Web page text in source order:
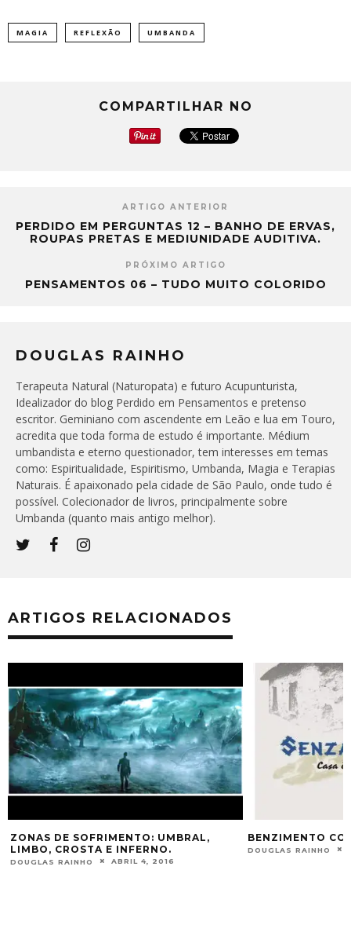
MAGIA REFLEXÃO UMBANDA
COMPARTILHAR NO
ARTIGO ANTERIOR
PERDIDO EM PERGUNTAS 12 – BANHO DE ERVAS,
ROUPAS PRETAS E MEDIUNIDADE AUDITIVA.
PRÓXIMO ARTIGO
PENSAMENTOS 06 – TUDO MUITO COLORIDO
DOUGLAS RAINHO
Terapeuta Natural (Naturopata) e futuro Acupunturista,
Idealizador do blog Perdido em Pensamentos e pretenso
escritor. Geminiano com ascendente em Leão e lua em Touro,
acredita que toda forma de estudo é importante. Médium
umbandista e eterno questionador, tem interesses em temas
como: Espiritualidade, Espiritismo, Umbanda, Magia e Terapias
Naturais. É apaixonado pela cidade de São Paulo, onde tudo é
possível. Colecionador de livros, principalmente sobre
Umbanda (quanto mais antigo melhor).
ARTIGOS RELACIONADOS
ZONAS DE SOFRIMENTO: UMBRAL,
LIMBO, CROSTA E INFERNO.
DOUGLAS RAINHO ABRIL 4, 2016
BENZIMENTO
DOUGLAS RAINHO